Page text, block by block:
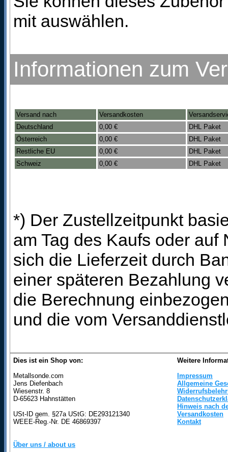
mit auswählen.
Informationen zum
Versand nach Versandkosten
Deutschland
0,00 €
DHL Paket
Österreich
0,00 €
DHL Paket
Restliche EU
0,00 €
DHL Paket
Schweiz
0,00 € DHL Paket
*) Der Zustellzeitpunkt
am Tag des Kaufs oder
sich die Lieferzeit durch
einer späteren Bezahlung
die Berechnung
und die vom
Dies ist ein Shop von:
Metallsonde.com
Jens Diefenbach
Wiesenstr. 8
D-65623 Hahnstätten
USt-ID gem. §27a UStG: DE293121340
WEEE-Reg.-Nr. DE 46869397
Über uns / about us
Weitere
Impressum
Allgemeine
Hinweis nach
Versandkosten
Kontakt